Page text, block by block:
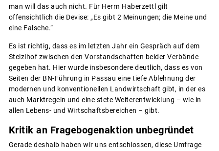
man will das auch nicht. Für Herrn Haberzettl gilt
offensichtlich die Devise: „Es gibt 2 Meinungen; die Meine und
eine Falsche.“
Es ist richtig, dass es im letzten Jahr ein Gespräch auf dem
Stelzlhof zwischen den Vorstandschaften beider Verbände
gegeben hat. Hier wurde insbesondere deutlich, dass es von
Seiten der BN-Führung in Passau eine tiefe Ablehnung der
modernen und konventionellen Landwirtschaft gibt, in der es
auch Marktregeln und eine stete Weiterentwicklung – wie in
allen Lebens- und Wirtschaftsbereichen – gibt.
Kritik an Fragebogenaktion unbegründet
Gerade deshalb haben wir uns entschlossen, diese Umfrage